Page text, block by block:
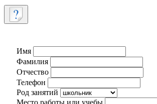
Имя
Фамилия
Отчество
Телефон
Род занятий